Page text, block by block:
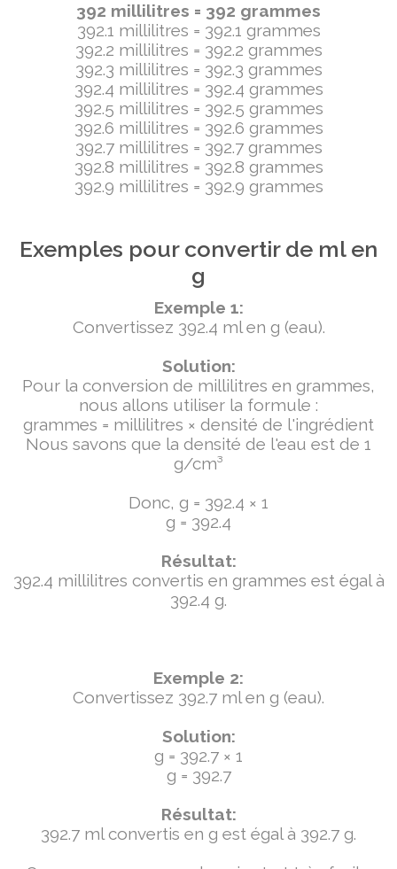
392 millilitres = 392 grammes
392.1 millilitres = 392.1 grammes
392.2 millilitres = 392.2 grammes
392.3 millilitres = 392.3 grammes
392.4 millilitres = 392.4 grammes
392.5 millilitres = 392.5 grammes
392.6 millilitres = 392.6 grammes
392.7 millilitres = 392.7 grammes
392.8 millilitres = 392.8 grammes
392.9 millilitres = 392.9 grammes
Exemples pour convertir de ml en
g
Exemple 1:
Convertissez 392.4 ml en g (eau).
Solution:
Pour la conversion de millilitres en grammes,
nous allons utiliser la formule :
grammes = millilitres × densité de l'ingrédient
Nous savons que la densité de l'eau est de 1
g/cm³
Donc, g = 392.4 × 1
g = 392.4
Résultat:
392.4 millilitres convertis en grammes est égal à
392.4 g.
Exemple 2:
Convertissez 392.7 ml en g (eau).
Solution:
g = 392.7 × 1
g = 392.7
Résultat:
392.7 ml convertis en g est égal à 392.7 g.